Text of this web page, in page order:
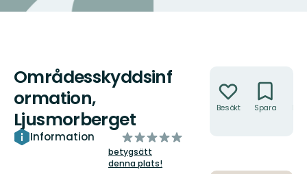
Områdesskyddsinf
ormation,
Ljusmorberget
Information
av
5
stjärnor
betygsätt
denna plats!
Besökt Spara